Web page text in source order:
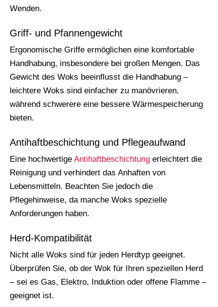
Wenden.
Griff- und Pfannengewicht
Ergonomische Griffe ermöglichen eine komfortable
Handhabung, insbesondere bei großen Mengen. Das
Gewicht des Woks beeinflusst die Handhabung –
leichtere Woks sind einfacher zu manövrieren,
während schwerere eine bessere Wärmespeicherung
bieten.
Antihaftbeschichtung und Pflegeaufwand
Eine hochwertige Antihaftbeschichtung erleichtert die
Reinigung und verhindert das Anhaften von
Lebensmitteln. Beachten Sie jedoch die
Pflegehinweise, da manche Woks spezielle
Anforderungen haben.
Herd-Kompatibilität
Nicht alle Woks sind für jeden Herdtyp geeignet.
Überprüfen Sie, ob der Wok für Ihren speziellen Herd
– sei es Gas, Elektro, Induktion oder offene Flamme –
geeignet ist.